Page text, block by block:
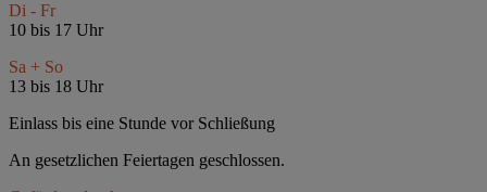
Di - Fr
10 bis 17 Uhr
Sa + So
13 bis 18 Uhr
Einlass bis eine Stunde vor Schließung
An gesetzlichen Feiertagen geschlossen.